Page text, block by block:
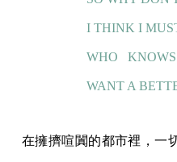
I THINK I
WHO
WANT A
在擁擠喧闐的都市裡，一